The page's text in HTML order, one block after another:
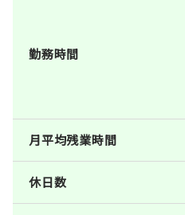
勤務時間
月平均残業時間
休日数